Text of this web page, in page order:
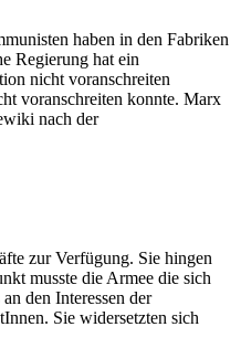
haben in den Fabriken
Regierung hat ein
nicht voranschreiten
voranschreiten konnte. Marx
nach der
zur Verfügung. Sie hingen
musste die Armee die sich
den Interessen der
Sie widersetzten sich